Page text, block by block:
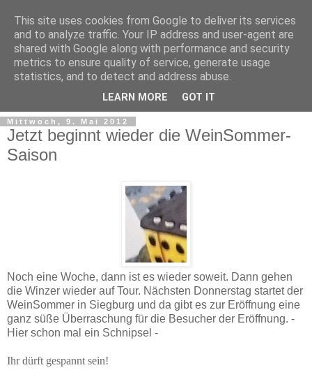
Mittwoch, 9. Mai 2012
Jetzt beginnt wieder die WeinSommer-
Saison
Noch eine Woche, dann ist es wieder soweit. Dann gehen
die Winzer wieder auf Tour. Nächsten Donnerstag startet der
WeinSommer in Siegburg und da gibt es zur Eröffnung eine
ganz süße Überraschung für die Besucher der Eröffnung. -
Hier schon mal ein Schnipsel -
Ihr dürft gespannt sein!
This site uses cookies from Google to deliver its services
and to analyze traffic. Your IP address and user-agent are
shared with Google along with performance and security
metrics to ensure quality of service, generate usage
statistics, and to detect and address abuse.
LEARN MORE GOT IT